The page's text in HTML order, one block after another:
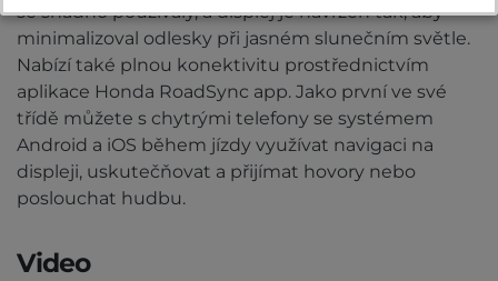
se snadno používaly, a displej je navržen tak, aby
minimalizoval odlesky při jasném slunečním světle.
Nabízí také plnou konektivitu prostřednictvím
aplikace Honda RoadSync app. Jako první ve své
třídě můžete s chytrými telefony se systémem
Android a iOS během jízdy využívat navigaci na
displeji, uskutečňovat a přijímat hovory nebo
poslouchat hudbu.
Video